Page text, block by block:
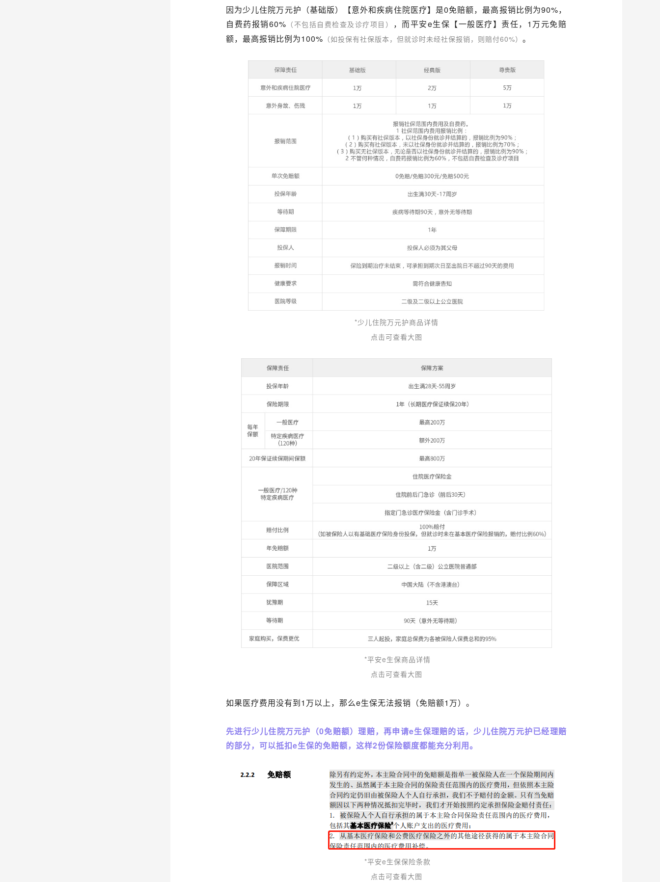
因为少儿住院万元护（基础版）【意外和疾病住院医疗】是0免赔额，最高报销比例为90%，
自费药报销60% （不包括自费检查及诊疗项目）
，而平安e生保【一般医疗】责任，1万元免赔
额，最高报销比例为100% （如投保有社保版本，但就诊时未经社保报销，则赔付60%） 。
*少儿住院万元护商品详情
点击可查看大图
*平安e生保商品详情
点击可查看大图
如果医疗费用没有到1万以上，那么e生保无法报销（免赔额1万）。
先进行少儿住院万元护（0免赔额）理赔，再申请e生保理赔的话，少儿住院万元护已经理赔
的部分，可以抵扣e生保的免赔额，这样2份保险额度都能充分利用。
*平安e生保保险条款
点击可查看大图